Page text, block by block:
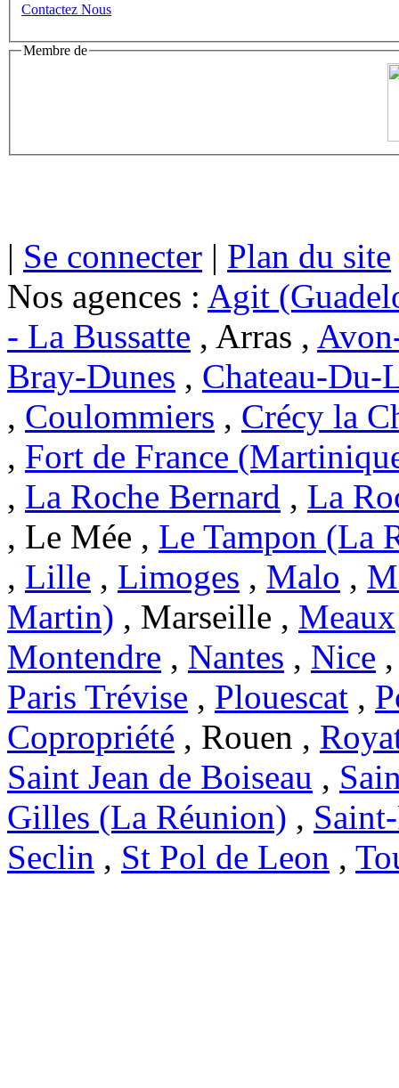
Contactez Nous
Membre de
| Se connecter | Plan du site
Nos agences : Agit
- La Bussatte , Arras ,
Bray-Dunes , Chateau-Du-
, Coulommiers , Crécy la
, Fort de France
, La Roche Bernard , La
, Le Mée , Le Tampon (La
, Lille , Limoges , Malo ,
Martin) , Marseille , Meaux
Montendre , Nantes , Nice
Paris Trévise , Plouescat ,
Copropriété , Rouen ,
Saint Jean de Boiseau ,
Gilles (La Réunion) ,
Seclin , St Pol de Leon ,